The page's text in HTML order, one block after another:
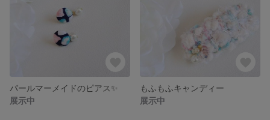
パールマーメイドのピアス✨
展示中
もふもふキャンディー
展示中